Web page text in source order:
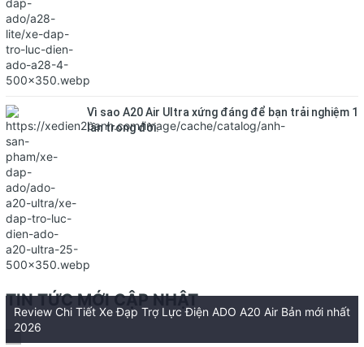
Vì sao A20 Air Ultra xứng đáng để bạn trải nghiệm 1
lần trong đời.
TIN TỨC MỚI CẬP NHẬT
Review Chi Tiết Xe Đạp Trợ Lực Điện ADO A20 Air Bản mới nhất
2026